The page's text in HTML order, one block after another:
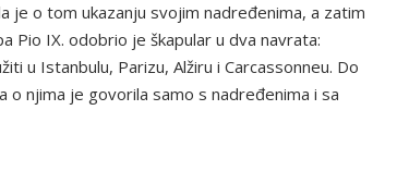
je o tom ukazanju svojim nadređenima, a zatim
Pio IX. odobrio je škapular u dva navrata:
u Istanbulu, Parizu, Alžiru i Carcassonneu. Do
o njima je govorila samo s nadređenima i sa